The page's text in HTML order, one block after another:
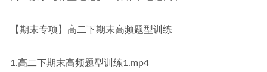
【期末专项】高二下期末高频题型训练
1.高二下期末高频题型训练1.mp4